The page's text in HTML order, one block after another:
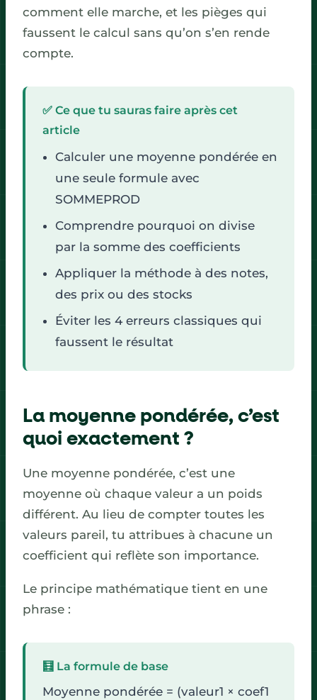
comment elle marche, et les pièges qui
faussent le calcul sans qu’on s’en rende
compte.
✅ Ce que tu sauras faire après cet
article
Calculer une moyenne pondérée en
une seule formule avec
SOMMEPROD
Comprendre pourquoi on divise
par la somme des coefficients
Appliquer la méthode à des notes,
des prix ou des stocks
Éviter les 4 erreurs classiques qui
faussent le résultat
La moyenne pondérée, c’est
quoi exactement ?
Une moyenne pondérée, c’est une
moyenne où chaque valeur a un poids
différent. Au lieu de compter toutes les
valeurs pareil, tu attribues à chacune un
coefficient qui reflète son importance.
Le principe mathématique tient en une
phrase :
🧮 La formule de base
Moyenne pondérée = (valeur1 × coef1